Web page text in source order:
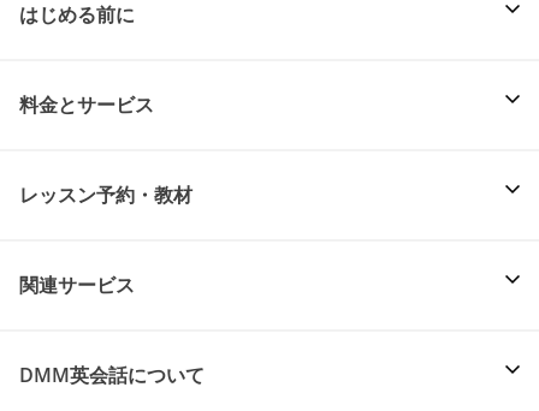
はじめる前に
料金とサービス
レッスン予約・教材
関連サービス
DMM英会話について